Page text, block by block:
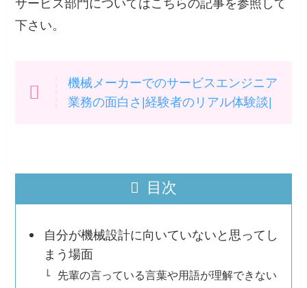
サービス部門についてはこちらの記事を参照して
下さい。
機械メーカーでのサービスエンジニア
業務の面白さ|経験者のリアル体験談|
目次
自分が機械設計に向いていないと思ってし
まう場面
先輩の言っている言葉や用語が理解できない